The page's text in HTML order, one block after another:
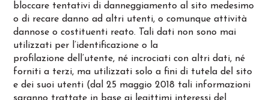
bloccare tentativi di danneggiamento al sito medesimo
o di recare danno ad altri utenti, o comunque attività
dannose o costituenti reato. Tali dati non sono mai
utilizzati per l’identificazione o la
profilazione dell’utente, né incrociati con altri dati, né
forniti a terzi, ma utilizzati solo a fini di tutela del sito
e dei suoi utenti (dal 25 maggio 2018 tali informazioni